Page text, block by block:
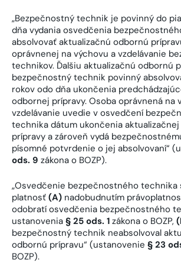
„Bezpečnostný technik je povinný do
dňa vydania osvedčenia
absolvovať aktualizačnú odbornú
oprávnenej na výchovu a vzdelávanie
technikov. Ďalšiu aktualizačnú odbornú
bezpečnostný technik povinný
rokov odo dňa ukončenia
odbornej prípravy. Osoba oprávnená na
vzdelávanie uvedie v osvedčení
technika dátum ukončenia
prípravy a zároveň vydá
písomné potvrdenie o jej absolvovaní“
ods. 9 zákona o BOZP).
„Osvedčenie bezpečnostného technika
platnosť (A) nadobudnutím
odobratí osvedčenia bezpečnostného
ustanovenia § 25 ods. 1 zákona o BOZP,
bezpečnostný technik neabsolvoval
odbornú prípravu“ (ustanovenie § 23
BOZP).